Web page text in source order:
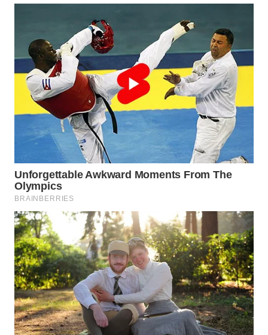
BEKASI
WN
BOGOR
WN
TAPANULI
UTARA
WN
SAMOSIR
WN
PADANG
LAWAS
WN
SUMEDANG